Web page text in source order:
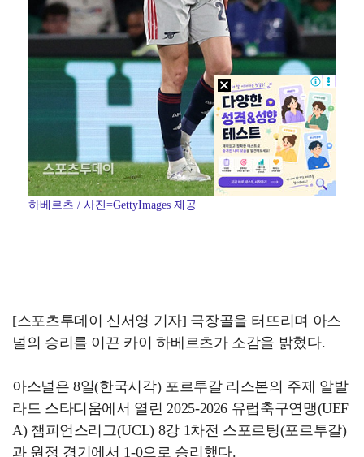
하베르츠 / 사진=GettyImages 제공
[스포츠투데이 신서영 기자] 극장골을 터뜨리며 아스
널의 승리를 이끈 카이 하베르츠가 소감을 밝혔다.
아스널은 8일(한국시각) 포르투갈 리스본의 주제 알발
라드 스타디움에서 열린 2025-2026 유럽축구연맹(UEF
A) 챔피언스리그(UCL) 8강 1차전 스포르팅(포르투갈)
과 원정 경기에서 1-0으로 승리했다.